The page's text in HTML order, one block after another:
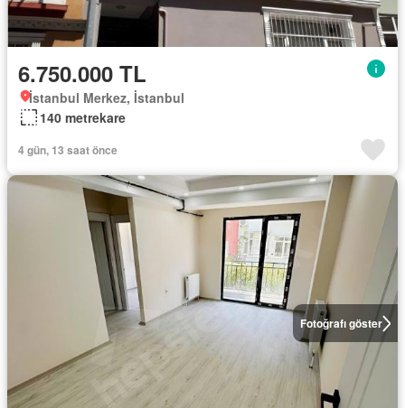
6.750.000 TL
İstanbul Merkez, İstanbul
140 metrekare
4 gün, 13 saat önce
Fotoğrafı göster